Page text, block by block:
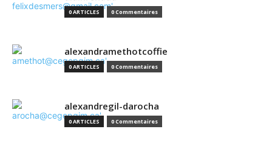
0 ARTICLES 0 Commentaires
alexandramethotcoffie
0 ARTICLES 0 Commentaires
alexandregil-darocha
0 ARTICLES 0 Commentaires